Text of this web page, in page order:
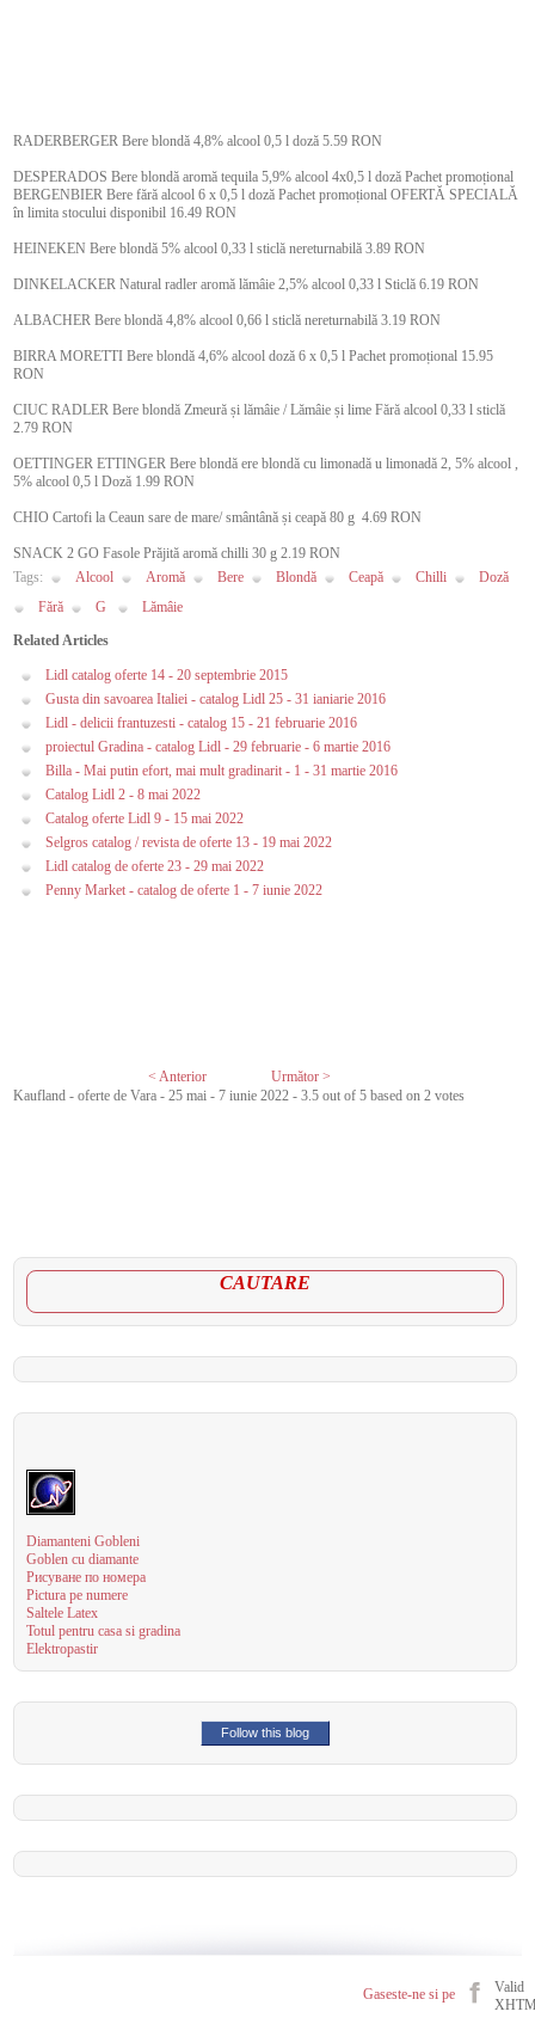
RADERBERGER Bere blondă 4,8% alcool 0,5 l doză 5.59 RON
DESPERADOS Bere blondă aromă tequila 5,9% alcool 4x0,5 l doză Pachet promoțional
BERGENBIER Bere fără alcool 6 x 0,5 l doză Pachet promoțional OFERTĂ SPECIALĂ
în limita stocului disponibil 16.49 RON
HEINEKEN Bere blondă 5% alcool 0,33 l sticlă nereturnabilă 3.89 RON
DINKELACKER Natural radler aromă lămâie 2,5% alcool 0,33 l Sticlă 6.19 RON
ALBACHER Bere blondă 4,8% alcool 0,66 l sticlă nereturnabilă 3.19 RON
BIRRA MORETTI Bere blondă 4,6% alcool doză 6 x 0,5 l Pachet promoțional 15.95
RON
CIUC RADLER Bere blondă Zmeură și lămâie / Lămâie și lime Fără alcool 0,33 l sticlă
2.79 RON
OETTINGER ETTINGER Bere blondă ere blondă cu limonadă u limonadă 2, 5% alcool ,
5% alcool 0,5 l Doză 1.99 RON
CHIO Cartofi la Ceaun sare de mare/ smântână și ceapă 80 g 4.69 RON
SNACK 2 GO Fasole Prăjită aromă chilli 30 g 2.19 RON
Tags:
Alcool Aromă Bere Blondă Ceapă Chilli
Doză
Fără
G
Lămâie
Related Articles
Lidl catalog oferte 14 - 20 septembrie 2015
Gusta din savoarea Italiei - catalog Lidl 25 - 31 ianiarie 2016
Lidl - delicii frantuzesti - catalog 15 - 21 februarie 2016
proiectul Gradina - catalog Lidl - 29 februarie - 6 martie 2016
Billa - Mai putin efort, mai mult gradinarit - 1 - 31 martie 2016
Catalog Lidl 2 - 8 mai 2022
Catalog oferte Lidl 9 - 15 mai 2022
Selgros catalog / revista de oferte 13 - 19 mai 2022
Lidl catalog de oferte 23 - 29 mai 2022
Penny Market - catalog de oferte 1 - 7 iunie 2022
< Anterior
Următor >
Kaufland - oferte de Vara - 25 mai - 7 iunie 2022 -3.5 out of5 based on2 votes
CAUTARE
Diamanteni Gobleni
Goblen cu diamante
Рисуване по номера
Pictura pe numere
Saltele Latex
Totul pentru casa si gradina
Elektropastir
Follow this blog
Gaseste-ne si pe
Valid